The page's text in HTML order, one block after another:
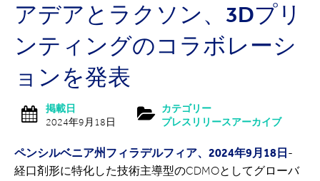
アデアとラクソン、3Dプリ
ンティングのコラボレーシ
ョンを発表
掲載日
2024年9月18日
カテゴリー
プレスリリースアーカイブ
ペンシルベニア州フィラデルフィア、2024年9月18日-
経口剤形に特化した技術主導型のCDMOとしてグローバ